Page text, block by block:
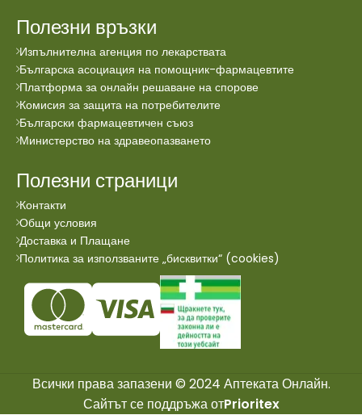
Полезни връзки
Изпълнителна агенция по лекарствата
Българска асоциация на помощник-фармацевтите
Платформа за онлайн решаване на спорове
Комисия за защита на потребителите
Български фармацевтичен съюз
Министерство на здравеопазването
Полезни страници
Контакти
Общи условия
Доставка и Плащане
Политика за използваните „бисквитки“ (cookies)
Всички права запазени © 2024 Аптеката Онлайн.
Сайтът се поддръжа отPrioritex